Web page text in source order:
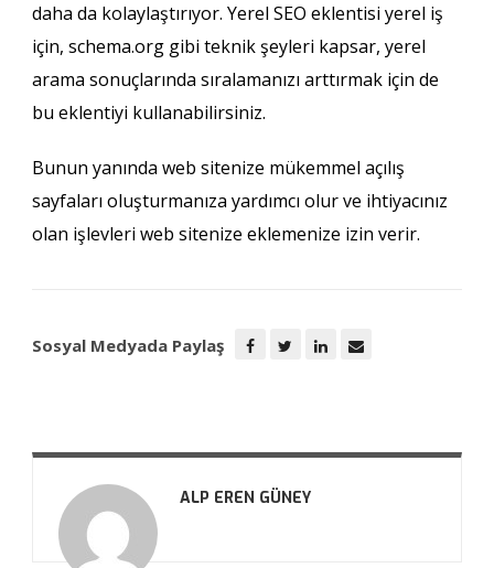
daha da kolaylaştırıyor. Yerel SEO eklentisi yerel iş
için, schema.org gibi teknik şeyleri kapsar, yerel
arama sonuçlarında sıralamanızı arttırmak için de
bu eklentiyi kullanabilirsiniz.
Bunun yanında web sitenize mükemmel açılış
sayfaları oluşturmanıza yardımcı olur ve ihtiyacınız
olan işlevleri web sitenize eklemenize izin verir.
Sosyal Medyada Paylaş
ALP EREN GÜNEY